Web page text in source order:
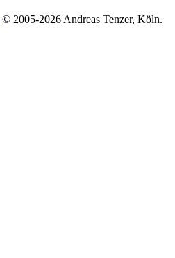
© 2005-2026 Andreas Tenzer, Köln.